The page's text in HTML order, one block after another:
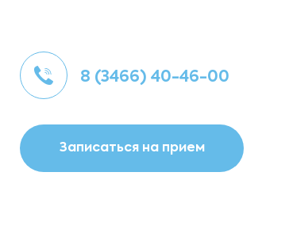
8 (3466) 40-46-00
Записаться на прием